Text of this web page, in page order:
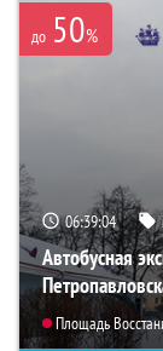
до 50%
06:39:03
Автобусная
Площадь